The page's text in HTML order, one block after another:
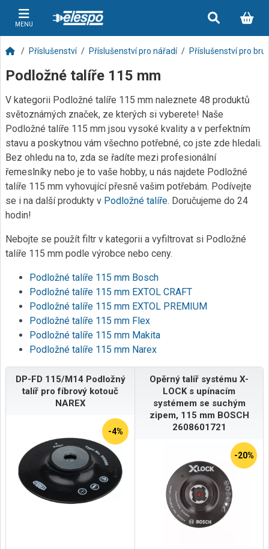
MENU
Příslušenství Příslušenství pro nářadí Příslušenství pro
Podložné talíře 115 mm
V kategorii Podložné talíře 115 mm naleznete 48 produktů
světoznámých značek, ze kterých si vyberete! Naše
Podložné talíře 115 mm jsou vysoké kvality a v perfektním
stavu a poskytnou vám všechno potřebné, co jste zde hledali.
Bez ohledu na to, zda se řadíte mezi profesionální
řemeslníky nebo je to vaše hobby, u nás najdete Podložné
talíře 115 mm vyhovující přesně vašim potřebám. Podívejte
se i na další produkty v Podložné talíře. Doručujeme do 24
hodin!
Nebojte se použít filtr v kategorii a vyfiltrovat si Podložné
talíře 115 mm podle výrobce nebo ceny.
Podložné talíře 115 mm Bosch
Podložné talíře 115 mm EXTOL CRAFT
Podložné talíře 115 mm EXTOL PREMIUM
Podložné talíře 115 mm Flex
Podložné talíře 115 mm Makita
Podložné talíře 115 mm Narex
DP-FD 115/M14 Podložný
talíř pro fíbrový kotouč
NAREX
-4%
Opěrný talíř systému X-
LOCK s upínacím
systémem se suchým
zipem, 115 mm BOSCH
2608601721
-20%